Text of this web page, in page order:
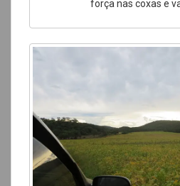
força nas coxas e